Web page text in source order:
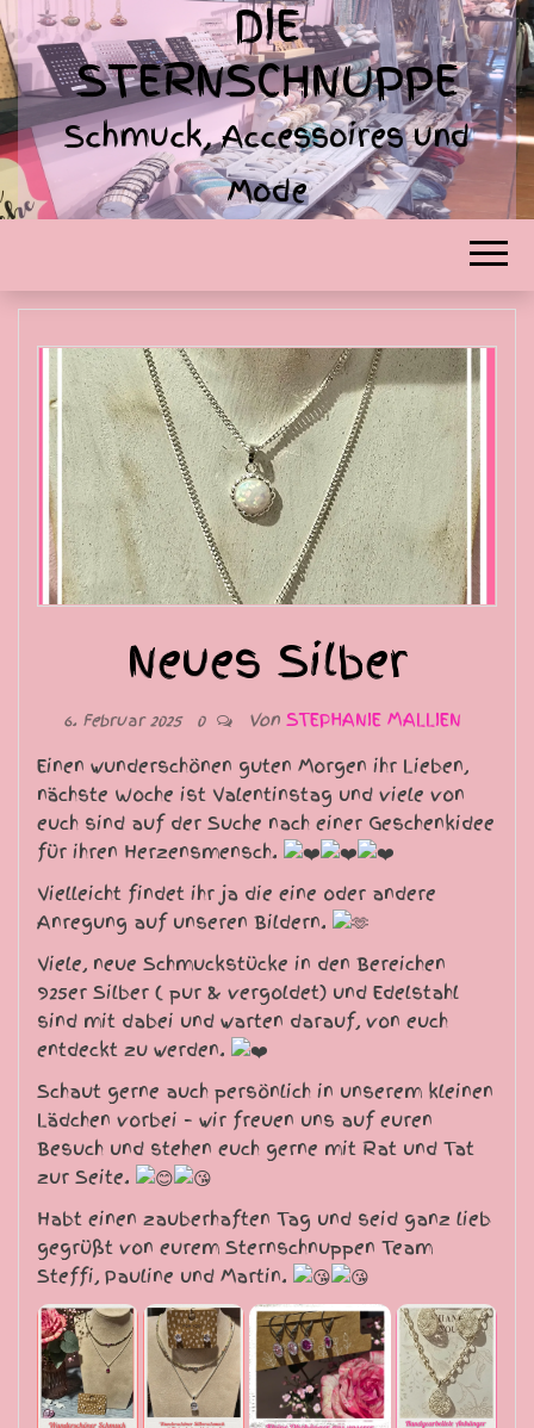
DIE
STERNSCHNUPPE
Schmuck, Accessoires und
Mode
Neues Silber
6. Februar 2025 0 Von STEPHANIE MALLIEN
Einen wunderschönen guten Morgen ihr Lieben,
nächste Woche ist Valentinstag und viele von
euch sind auf der Suche nach einer Geschenkidee
für ihren Herzensmensch.
Vielleicht findet ihr ja die eine oder andere
Anregung auf unseren Bildern.
Viele, neue Schmuckstücke in den Bereichen
925er Silber ( pur & vergoldet) und Edelstahl
sind mit dabei und warten darauf, von euch
entdeckt zu werden.
Schaut gerne auch persönlich in unserem kleinen
Lädchen vorbei – wir freuen uns auf euren
Besuch und stehen euch gerne mit Rat und Tat
zur Seite.
Habt einen zauberhaften Tag und seid ganz lieb
gegrüßt von eurem Sternschnuppen Team
Steffi, Pauline und Martin.